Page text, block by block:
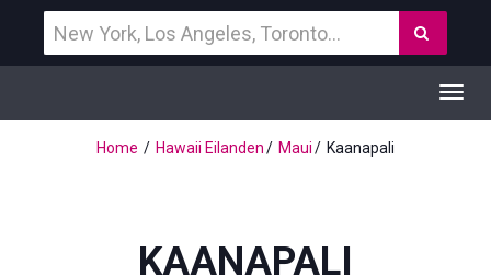
een
bestemming
Home
Hawaii Eilanden Maui Kaanapali
KAANAPALI